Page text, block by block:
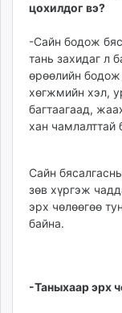
цохилдог вэ?
-Сайн бодож
тань захидаг л
өрөөлийн бодож
хөгжмийн хэл,
багтаагаад,
хан чамлалттай
Сайн
зөв хүргэж
эрх чөлөөгөө
байна.
-Таныхаар эрх